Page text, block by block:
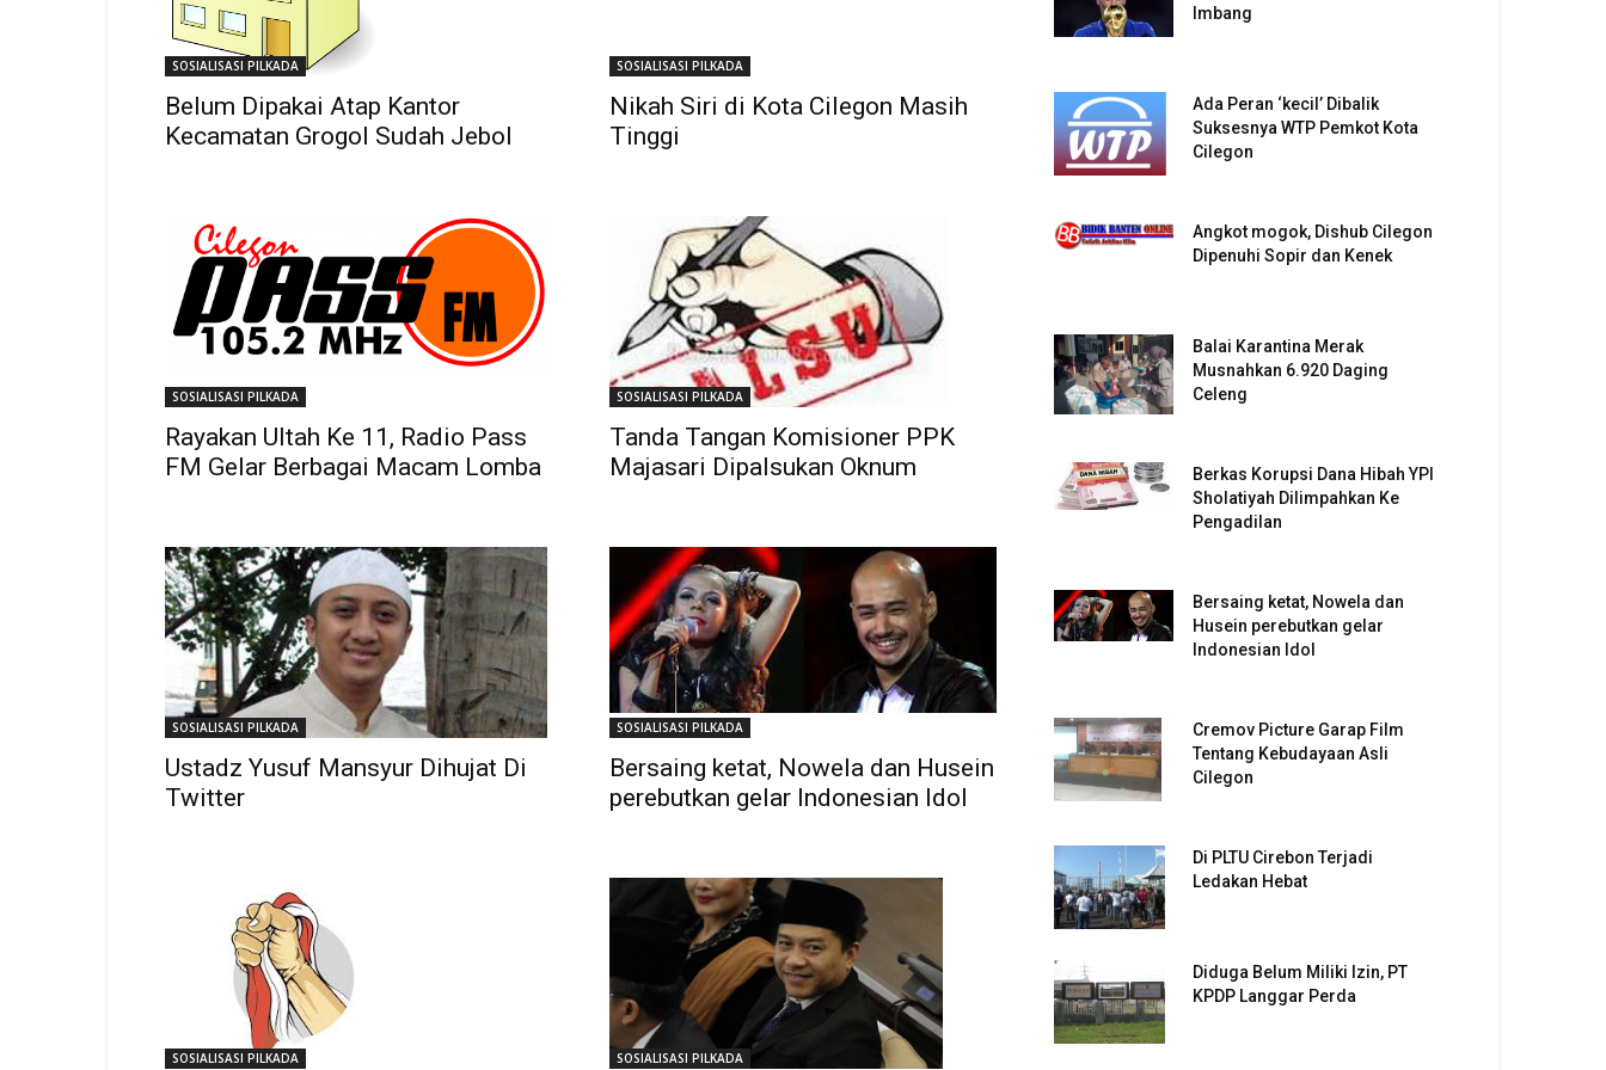
SOSIALISASI PILKADA
Belum Dipakai Atap Kantor
Kecamatan Grogol Sudah Jebol
SOSIALISASI PILKADA
Nikah Siri di Kota Cilegon Masih
Tinggi
SOSIALISASI PILKADA
Rayakan Ultah Ke 11, Radio Pass
FM Gelar Berbagai Macam Lomba
SOSIALISASI PILKADA
Tanda Tangan Komisioner PPK
Majasari Dipalsukan Oknum
SOSIALISASI PILKADA
Ustadz Yusuf Mansyur Dihujat Di
Twitter
SOSIALISASI PILKADA
Bersaing ketat, Nowela dan Husein
perebutkan gelar Indonesian Idol
SOSIALISASI PILKADA SOSIALISASI PILKADA
Imbang
Ada Peran ‘kecil’ Dibalik
Suksesnya WTP Pemkot Kota
Cilegon
Angkot mogok, Dishub Cilegon
Dipenuhi Sopir dan Kenek
Balai Karantina Merak
Musnahkan 6.920 Daging
Celeng
Berkas Korupsi Dana Hibah YPI
Sholatiyah Dilimpahkan Ke
Pengadilan
Bersaing ketat, Nowela dan
Husein perebutkan gelar
Indonesian Idol
Cremov Picture Garap Film
Tentang Kebudayaan Asli
Cilegon
Di PLTU Cirebon Terjadi
Ledakan Hebat
Diduga Belum Miliki Izin, PT
KPDP Langgar Perda